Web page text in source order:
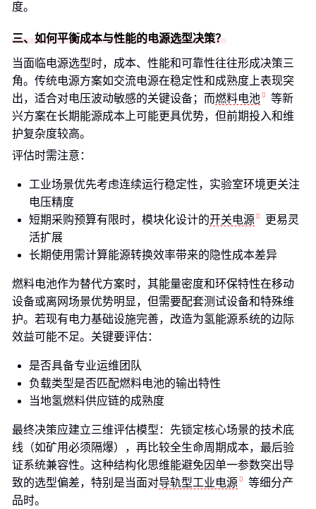
度。
三、如何平衡成本与性能的电源选型决策？
当面临电源选型时，成本、性能和可靠性往往形成决策三
角。传统电源方案如交流电源在稳定性和成熟度上表现突
出，适合对电压波动敏感的关键设备；而燃料电池
等新
兴方案在长期能源成本上可能更具优势，但前期投入和维
护复杂度较高。
评估时需注意：
工业场景优先考虑连续运行稳定性，实验室环境更关注
电压精度
短期采购预算有限时，模块化设计的开关电源
更易灵
活扩展
长期使用需计算能源转换效率带来的隐性成本差异
燃料电池作为替代方案时，其能量密度和环保特性在移动
设备或离网场景优势明显，但需要配套测试设备和特殊维
护。若现有电力基础设施完善，改造为氢能源系统的边际
效益可能不足。关键要评估：
是否具备专业运维团队
负载类型是否匹配燃料电池的输出特性
当地氢燃料供应链的成熟度
最终决策应建立三维评估模型：先锁定核心场景的技术底
线（如矿用必须隔爆），再比较全生命周期成本，最后验
证系统兼容性。这种结构化思维能避免因单一参数突出导
致的选型偏差，特别是当面对导轨型工业电源
等细分产
品时。